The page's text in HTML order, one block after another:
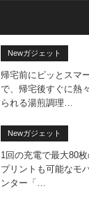
Newガジェット
帰宅前にピッとスマ
で、帰宅後すぐに熱
られる湯煎調理…
Newガジェット
1回の充電で最大80
プリントも可能なモ
ンター「…